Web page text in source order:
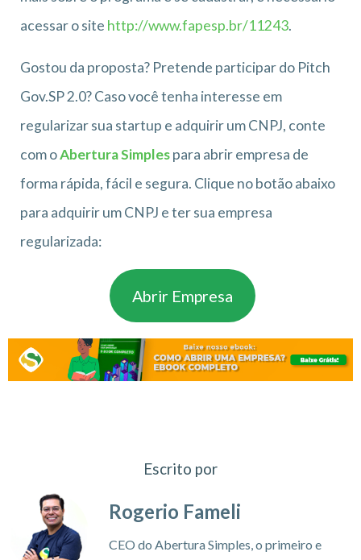
acessar o site http://www.fapesp.br/11243.
Gostou da proposta? Pretende participar do Pitch
Gov.SP 2.0? Caso você tenha interesse em
regularizar sua startup e adquirir um CNPJ, conte
com oAbertura Simplespara abrir empresa de
forma rápida, fácil e segura. Clique no botão abaixo
para adquirir um CNPJ e ter sua empresa
regularizada:
Abrir Empresa
Escrito por
Rogerio Fameli
CEO do Abertura Simples, o primeiro e